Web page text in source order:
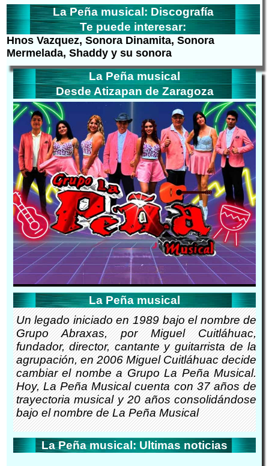
La Peña musical: Discografía
Te puede interesar:
Hnos Vazquez, Sonora Dinamita, Sonora
Mermelada, Shaddy y su sonora
La Peña musical
Desde Atizapan de Zaragoza
La Peña musical
Un legado iniciado en 1989 bajo el nombre de
Grupo Abraxas, por Miguel Cuitláhuac,
fundador, director, cantante y guitarrista de la
agrupación, en 2006 Miguel Cuitláhuac decide
cambiar el nombe a Grupo La Peña Musical.
Hoy, La Peña Musical cuenta con 37 años de
trayectoria musical y 20 años consolidándose
bajo el nombre de La Peña Musical
La Peña musical: Ultimas noticias